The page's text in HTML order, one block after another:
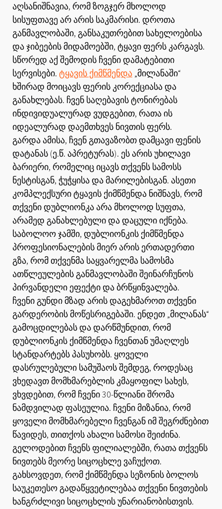
აღსანიშნავია, რომ ზოგჯერ მხოლოდ
სისუფთავე არ არის საკმარისი. დროთა
განმავლობაში, განსაკუთრებით სახელოებისა
და ჯიბეების მიდამოებში, ტყავი ფერს კარგავს.
სწორედ აქ შემოდის ჩვენი დამატებითი
სერვისები. ტყავის ქიმწმენდა „მილანაში“
ხშირად მოიცავს ფერის კორექციასა და
განახლებას. ჩვენ საღებავის ტონირებას
ინდივიდუალურად ვუდგებით, რათა ის
იდეალურად დაემთხვეს ნივთის ფერს.
გარდა ამისა, ჩვენ გთავაზობთ დამცავი ფენის
დატანას (ე.წ. აპრეტურას). ეს არის უხილავი
ბარიერი, რომელიც იცავს თქვენს სამოსს
ნესტისგან, ჭუჭყისა და მარილებისგან. ასეთი
კომპლექსური ტყავის ქიმწმენდა ნიშნავს, რომ
თქვენი დუბლიონკა არა მხოლოდ სუფთა,
არამედ განახლებული და დაცული იქნება.
საბოლოო ჯამში, დუბლიონკის ქიმწმენდა
პროფესიონალების მიერ არის ერთადერთი
გზა, რომ თქვენმა საყვარელმა სამოსმა
ათწლეულების განმავლობაში შეინარჩუნოს
პირვანდელი ეფექტი და ბრწყინვალება.
ჩვენი გუნდი მზად არის დაგეხმაროთ თქვენი
გარდერობის მოწესრიგებაში. ენდეთ „მილანას“
გამოცდილებას და დარწმუნდით, რომ
დუბლიონკის ქიმწმენდა ჩვენთან უმაღლეს
სტანდარტებს პასუხობს. ყოველი
დასრულებული სამუშაოს შემდეგ, როდესაც
ვხედავთ მომხმარებლის კმაყოფილ სახეს,
ვხვდებით, რომ ჩვენი 30-წლიანი შრომა
ნამდვილად ფასეულია. ჩვენი მიზანია, რომ
ყოველი მომხმარებელი ჩვენგან იმ შეგრძნებით
წავიდეს, თითქოს ახალი სამოსი შეიძინა.
გელოდებით ჩვენს ფილიალებში, რათა თქვენს
ნივთებს მეორე სიცოცხლე ვაჩუქოთ.
გახსოვდეთ, რომ ქიმწმენდა სეზონის ბოლოს
საუკეთესო გადაწყვეტილებაა თქვენი ნივთების
ხანგრძლივი სიცოცხლის უნარიანობისთვის.